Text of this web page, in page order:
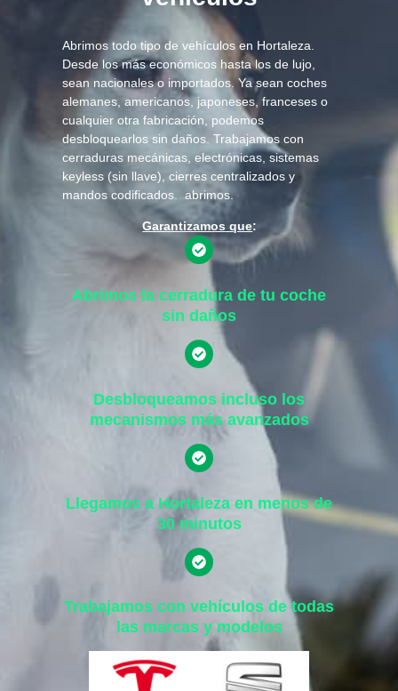
Abrimos todo tipo de vehículos en Hortaleza.
Desde los más económicos hasta los de lujo,
sean nacionales o importados. Ya sean coches
alemanes, americanos, japoneses, franceses o
cualquier otra fabricación, podemos
desbloquearlos sin daños. Trabajamos con
cerraduras mecánicas, electrónicas, sistemas
keyless (sin llave), cierres centralizados y
mandos codificados. abrimos.
Garantizamos que:
Abrimos la cerradura de tu coche
sin daños
Desbloqueamos incluso los
mecanismos más avanzados
Llegamos a Hortaleza en menos de
30 minutos
Trabajamos con vehículos de todas
las marcas y modelos